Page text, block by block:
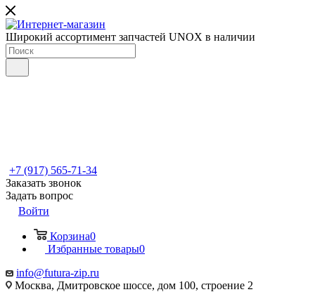
Широкий ассортимент запчастей UNOX в наличии
+7 (917) 565-71-34
Заказать звонок
Задать вопрос
Войти
Корзина0
Избранные товары0
info@futura-zip.ru
Москва, Дмитровское шоссе, дом 100, строение 2